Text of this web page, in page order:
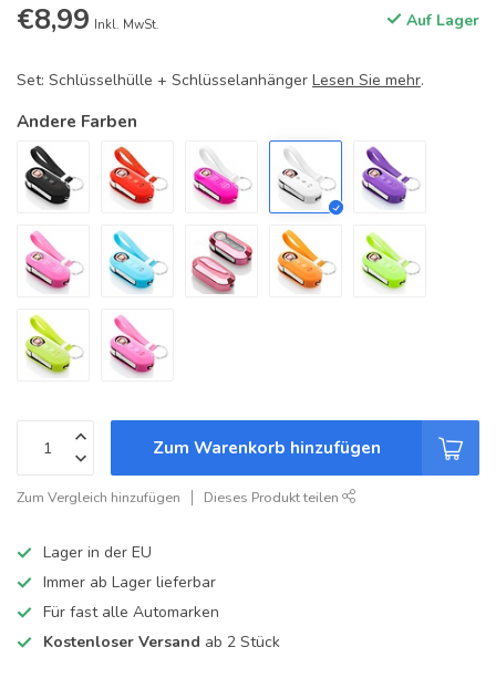
€8,99 Inkl. MwSt. Auf Lager
Set: Schlüsselhülle + Schlüsselanhänger Lesen Sie mehr.
Andere Farben
Zum Warenkorb hinzufügen
Zum Vergleich hinzufügen Dieses Produkt teilen
Lager in der EU
Immer ab Lager lieferbar
Für fast alle Automarken
Kostenloser Versand ab 2 Stück